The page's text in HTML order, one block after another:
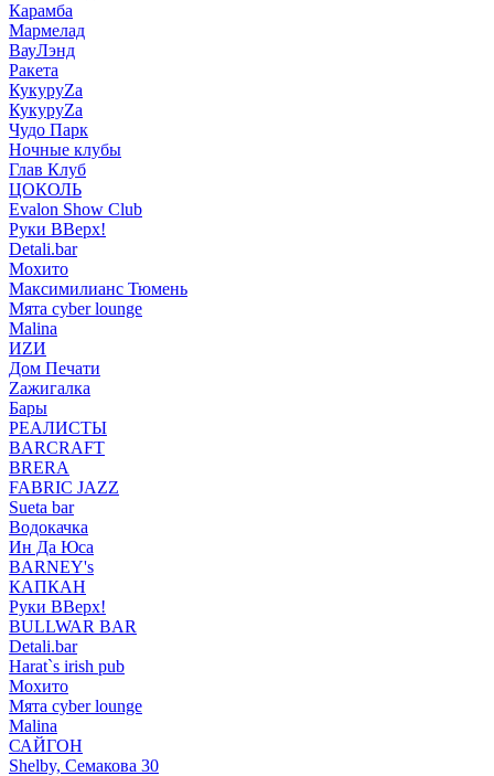
Карамба
Мармелад
ВауЛэнд
Ракета
КукуруZа
КукуруZа
Чудо Парк
Ночные клубы
Глав Клуб
ЦОКОЛЬ
Evalon Show Club
Руки ВВерх!
Detali.bar
Мохито
Максимилианс Тюмень
Мята cyber lounge
Malina
ИZИ
Дом Печати
Zажигалка
Бары
РЕАЛИСТЫ
BARCRAFT
BRERA
FABRIC JAZZ
Sueta bar
Водокачка
Ин Да Юса
BARNEY's
КАПКАН
Руки ВВерх!
BULLWAR BAR
Detali.bar
Harat`s irish pub
Мохито
Мята cyber lounge
Malina
САЙГОН
Shelby, Семакова 30